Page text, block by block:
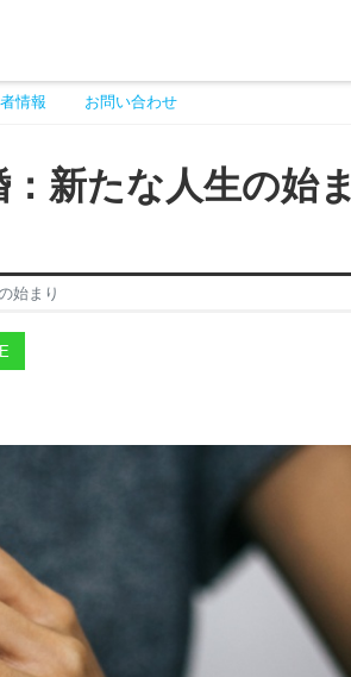
情報 お問い合わせ
新たな人生の始ま
始まり